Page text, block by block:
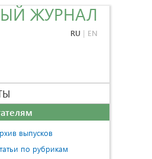
ЖУРНАЛ
RU | EN
выпусков
по рубрикам